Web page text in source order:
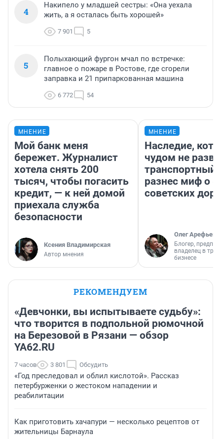
4
Накипело у младшей сестры: «Она уехала
жить, а я осталась быть хорошей»
7 901 5
5
Полыхающий фургон мчал по встречке:
главное о пожаре в Ростове, где сгорели
заправка и 21 припаркованная машина
6 772 54
МНЕНИЕ
Мой банк меня
бережет. Журналист
хотела снять 200
тысяч, чтобы погасить
кредит, — к ней домой
приехала служба
безопасности
Ксения Владимирская
Автор мнения
МНЕНИЕ
Наследие,
чудом не
транспортный
разнес миф о
советских
Олег Арефьев
Блогер,
владелец в
бизнесе
РЕКОМЕНДУЕМ
«Девчонки, вы испытываете судьбу»:
что творится в подпольной рюмочной
на Березовой в Рязани — обзор
YA62.RU
7 часов 3 801 Обсудить
«Год преследовал и облил кислотой». Рассказ
петербурженки о жестоком нападении и
реабилитации
Как приготовить хачапури — несколько рецептов от
жительницы Барнаула